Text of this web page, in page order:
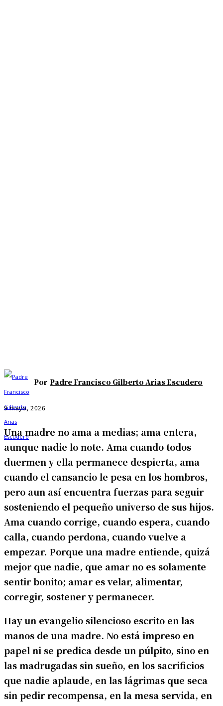
Por Padre Francisco Gilberto Arias Escudero
9 mayo, 2026
Una madre no ama a medias; ama entera,
aunque nadie lo note. Ama cuando todos
duermen y ella permanece despierta, ama
cuando el cansancio le pesa en los hombros,
pero aun así encuentra fuerzas para seguir
sosteniendo el pequeño universo de sus hijos.
Ama cuando corrige, cuando espera, cuando
calla, cuando perdona, cuando vuelve a
empezar. Porque una madre entiende, quizá
mejor que nadie, que amar no es solamente
sentir bonito; amar es velar, alimentar,
corregir, sostener y permanecer.
Hay un evangelio silencioso escrito en las
manos de una madre. No está impreso en
papel ni se predica desde un púlpito, sino en
las madrugadas sin sueño, en los sacrificios
que nadie aplaude, en las lágrimas que seca
sin pedir recompensa, en la mesa servida, en